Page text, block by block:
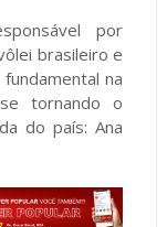
por
brasileiro e
na
tornando o
do país: Ana